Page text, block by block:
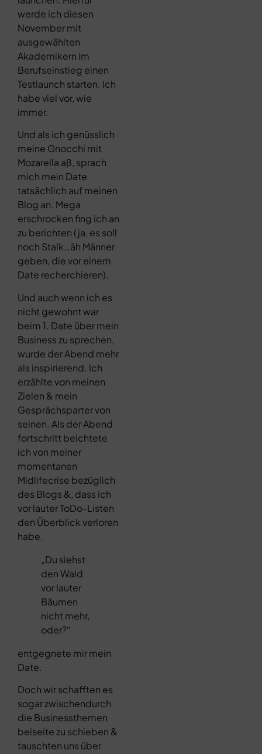
werde ich diesen
November mit
ausgewählten
Akademikern im
Berufseinstieg einen
Testlaunch starten. Ich
habe viel vor, wie
immer.
Und als ich genüsslich
meine Gnocchi mit
Mozarella aß, sprach
mich mein Date
tatsächlich auf meinen
Blog an. Mega
erschrocken fing ich an
zu berichten (ja, es soll
noch Stalk…äh Männer
geben, die vor einem
Date recherchieren).
Und auch wenn ich es
nicht gewohnt war
beim 1. Date über mein
Business zu sprechen,
wurde der Abend mehr
als inspirierend. Ich
erzählte von meinen
Zielen & mein
Gesprächsparter von
seinen. Als der Abend
fortschritt beichtete
ich von meiner
momentanen
Midlifecrise bezüglich
des Blogs &, dass ich
vor lauter ToDo-Listen
den Überblick verloren
habe.
„Du siehst
den Wald
vor lauter
Bäumen
nicht mehr,
oder?“
entgegnete mir mein
Date.
Doch wir schafften es
sogar zwischendurch
die Businessthemen
beiseite zu schieben &
tauschten uns über